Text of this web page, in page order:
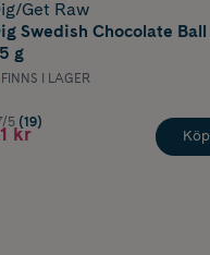
Get Raw
Swedish Chocolate Ball
g
FINNS I LAGER
5 (19)
kr Köp